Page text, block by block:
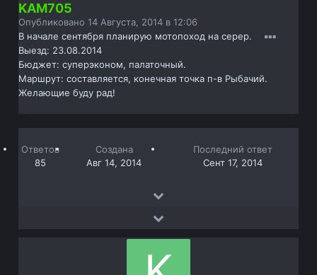
KAM705
Опубликовано14 Августа, 2014 в 12:06
В начале сентября планирую мотопоход на серер.
Выезд: 23.08.2014
Бюджет: суперэконом, палаточный.
Маршрут: составляется, конечная точка п-в Рыбачий.
Желающие буду рад!
Ответов
85
Создана
Авг 14, 2014
Последний ответ
Сент 17, 2014